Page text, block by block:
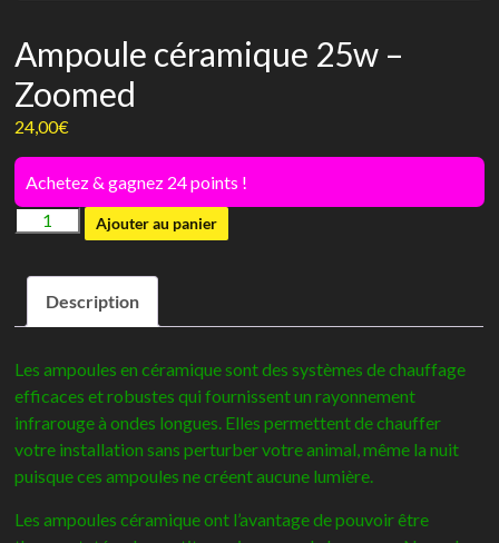
Ampoule céramique 25w –
Zoomed
24,00€
Achetez & gagnez 24 points !
quantité
Ampoule
céramique
25w
Zoomed
Ajouter au panier
Description
Les ampoules en céramique sont des systèmes de chauffage
efficaces et robustes qui fournissent un rayonnement
infrarouge à ondes longues. Elles permettent de chauffer
votre installation sans perturber votre animal, même la nuit
puisque ces ampoules ne créent aucune lumière.
Les ampoules céramique ont l’avantage de pouvoir être